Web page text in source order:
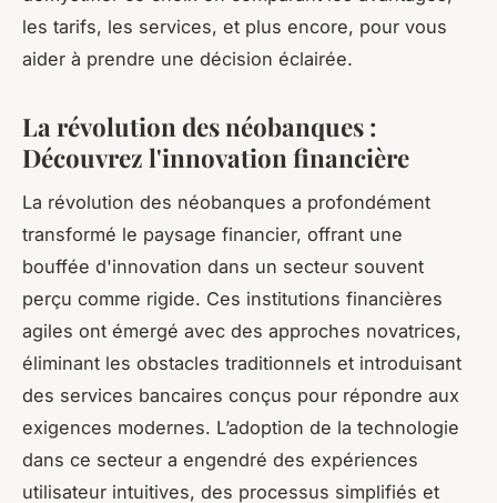
les tarifs, les services, et plus encore, pour vous
aider à prendre une décision éclairée.
La révolution des néobanques :
Découvrez l'innovation financière
La révolution des néobanques a profondément
transformé le paysage financier, offrant une
bouffée d'innovation dans un secteur souvent
perçu comme rigide. Ces institutions financières
agiles ont émergé avec des approches novatrices,
éliminant les obstacles traditionnels et introduisant
des services bancaires conçus pour répondre aux
exigences modernes. L’adoption de la technologie
dans ce secteur a engendré des expériences
utilisateur intuitives, des processus simplifiés et